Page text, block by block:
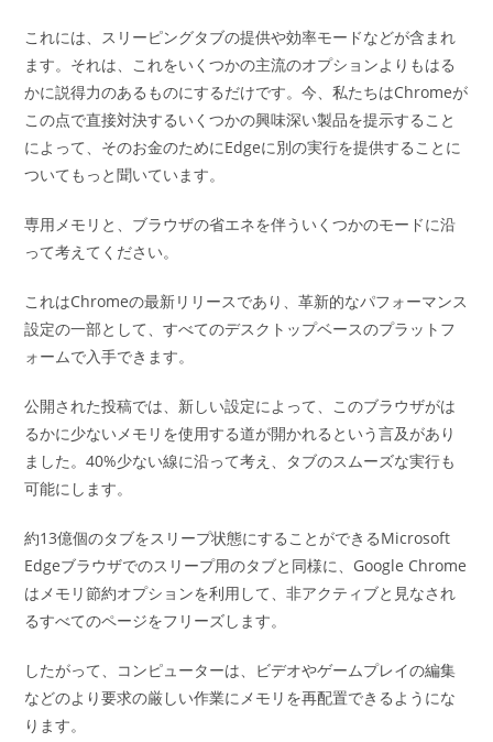
これには、スリーピングタブの提供や効率モードなどが含まれ
ます。それは、これをいくつかの主流のオプションよりもはる
かに説得力のあるものにするだけです。今、私たちはChromeが
この点で直接対決するいくつかの興味深い製品を提示すること
によって、そのお金のためにEdgeに別の実行を提供することに
ついてもっと聞いています。
専用メモリと、ブラウザの省エネを伴ういくつかのモードに沿
って考えてください。
これはChromeの最新リリースであり、革新的なパフォーマンス
設定の一部として、すべてのデスクトップベースのプラットフ
ォームで入手できます。
公開された投稿では、新しい設定によって、このブラウザがは
るかに少ないメモリを使用する道が開かれるという言及があり
ました。40%少ない線に沿って考え、タブのスムーズな実行も
可能にします。
約13億個のタブをスリープ状態にすることができるMicrosoft
Edgeブラウザでのスリープ用のタブと同様に、Google Chrome
はメモリ節約オプションを利用して、非アクティブと見なされ
るすべてのページをフリーズします。
したがって、コンピューターは、ビデオやゲームプレイの編集
などのより要求の厳しい作業にメモリを再配置できるようにな
ります。